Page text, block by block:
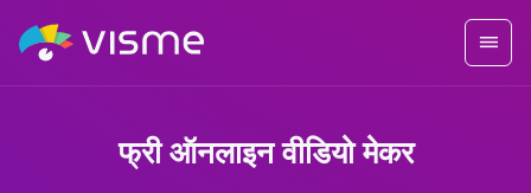
फ्री ऑनलाइन वीडियो मेकर